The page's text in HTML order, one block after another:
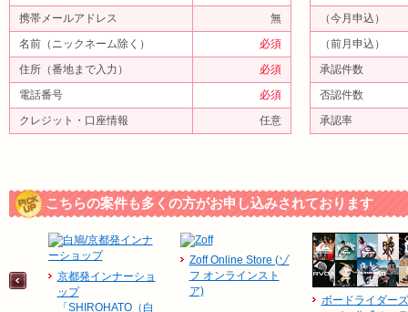
携帯メールアドレス
無
名前（ニックネーム除く）
必須
住所（番地まで入力）
必須
電話番号
必須
クレジット・口座情報
任意
（今月申込）
（前月申込）
承認件数
否認件数
承認率
こちらの案件も多くの方がお申し込みされております
京都発インナーショ
ップ
「SHIROHATO（白
Zoff Online Store (ゾ
フ オンラインスト
ア)
ボードライダー